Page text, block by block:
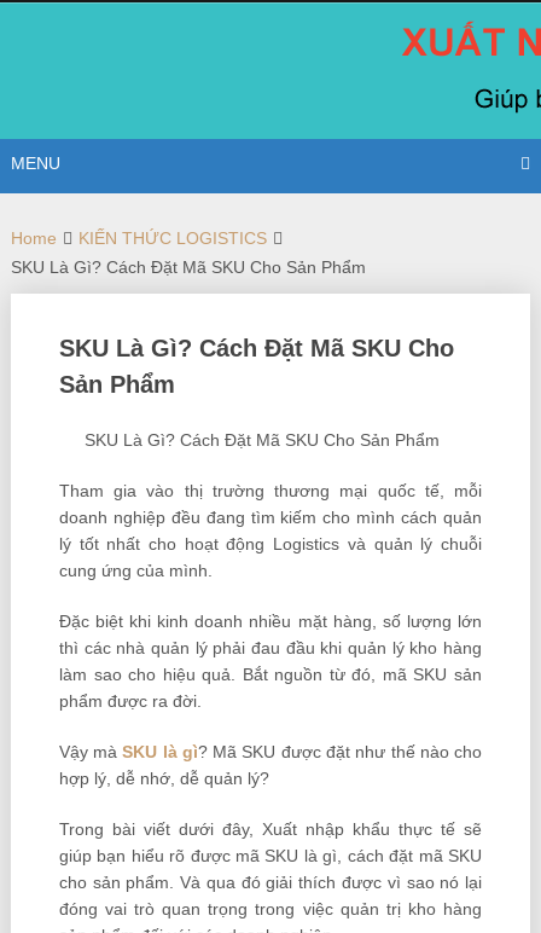
MENU
Home
KIẾN THỨC LOGISTICS
SKU Là Gì? Cách Đặt Mã SKU Cho Sản Phẩm
SKU Là Gì? Cách Đặt Mã SKU Cho
Sản Phẩm
SKU Là Gì? Cách Đặt Mã SKU Cho Sản Phẩm
Tham gia vào thị trường thương mại quốc tế, mỗi
doanh nghiệp đều đang tìm kiếm cho mình cách quản
lý tốt nhất cho hoạt động Logistics và quản lý chuỗi
cung ứng của mình.
Đặc biệt khi kinh doanh nhiều mặt hàng, số lượng lớn
thì các nhà quản lý phải đau đầu khi quản lý kho hàng
làm sao cho hiệu quả. Bắt nguồn từ đó, mã SKU sản
phẩm được ra đời.
Vậy màSKU là gì? Mã SKU được đặt như thế nào cho
hợp lý, dễ nhớ, dễ quản lý?
Trong bài viết dưới đây, Xuất nhập khẩu thực tế sẽ
giúp bạn hiểu rõ được mã SKU là gì, cách đặt mã SKU
cho sản phẩm. Và qua đó giải thích được vì sao nó lại
đóng vai trò quan trọng trong việc quản trị kho hàng